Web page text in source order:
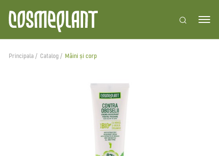
Principala Catalog Mâini și corp